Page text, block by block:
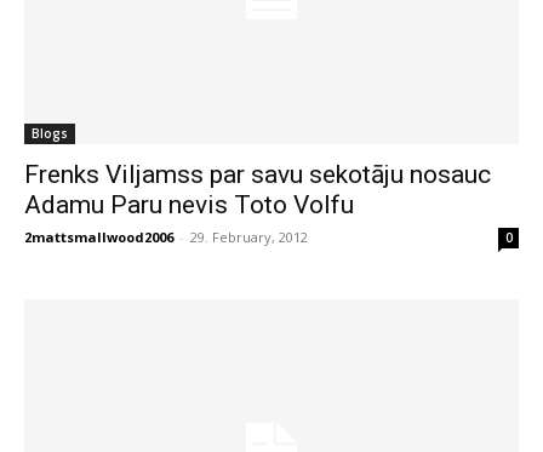
Blogs
Frenks Viljamss par savu sekotāju nosauc
Adamu Paru nevis Toto Volfu
2mattsmallwood2006 - 29. February, 2012 0